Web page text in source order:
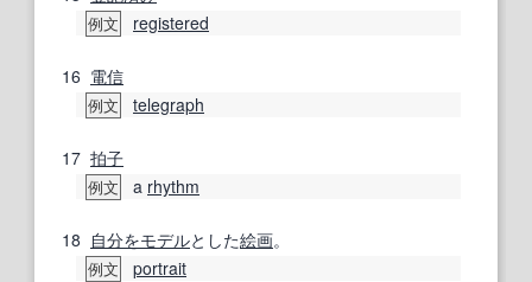
例文 registered
16 電信
例文 telegraph
17 拍子
例文 a rhythm
18 自分をモデルとした絵画。
例文 portrait